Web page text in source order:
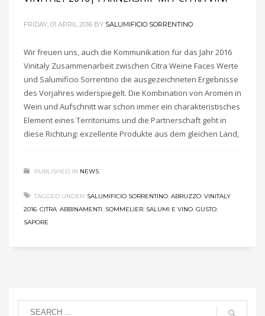
FRIDAY, 01 APRIL 2016 BY SALUMIFICIO SORRENTINO
Wir freuen uns, auch die Kommunikation für das Jahr 2016
Vinitaly Zusammenarbeit zwischen Citra Weine Faces Werte
und Salumificio Sorrentino die ausgezeichneten Ergebnisse
des Vorjahres widerspiegelt. Die Kombination von Aromen in
Wein und Aufschnitt war schon immer ein charakteristisches
Element eines Territoriums und die Partnerschaft geht in
diese Richtung: exzellente Produkte aus dem gleichen Land,
PUBLISHED IN NEWS
TAGGED UNDER: SALUMIFICIO SORRENTINO, ABRUZZO, VINITALY
2016, CITRA, ABBINAMENTI, SOMMELIER, SALUMI E VINO, GUSTO,
SAPORE